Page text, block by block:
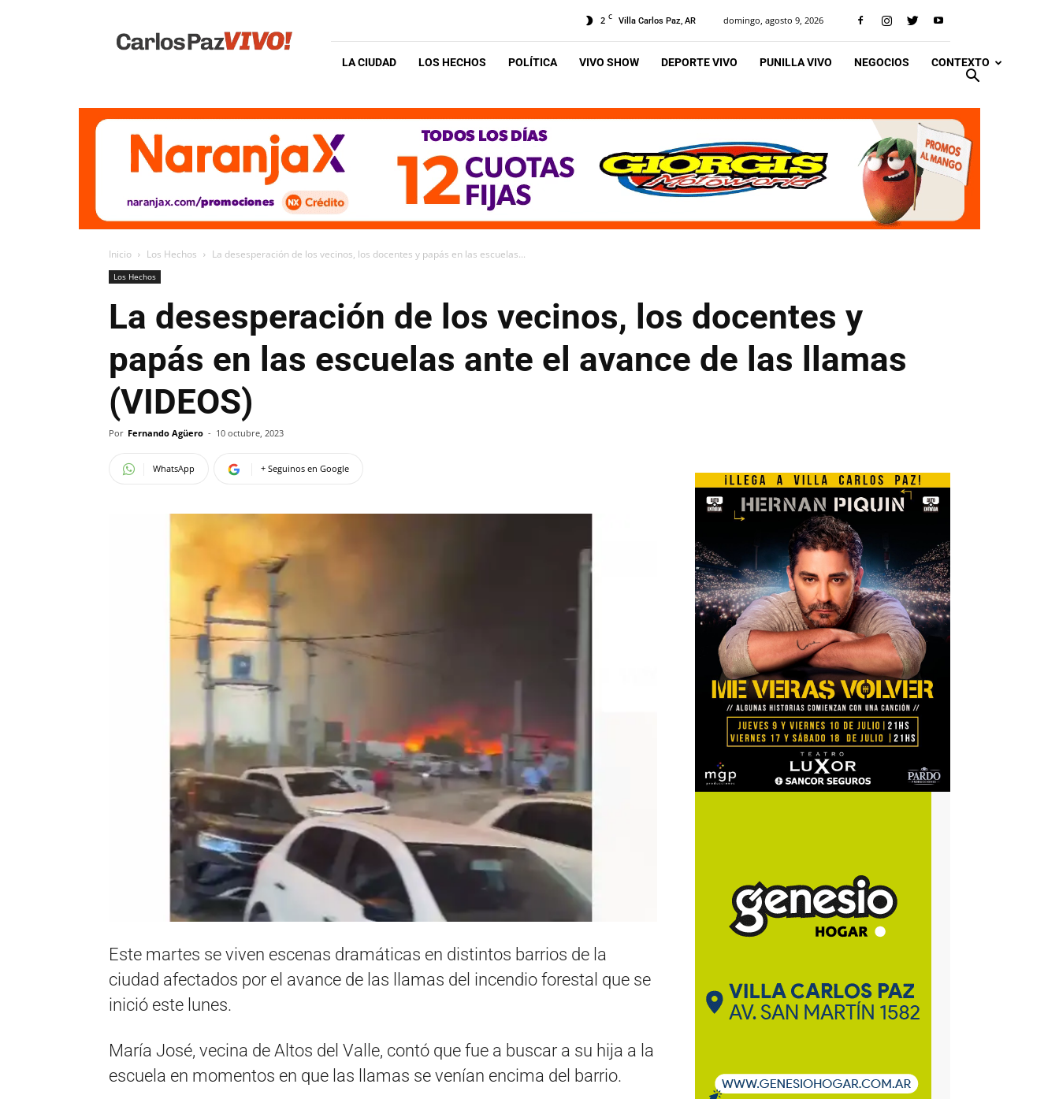
Vivo
2 C Villa Carlos Paz, AR domingo, agosto 9, 2026
LA CIUDAD LOS HECHOS POLÍTICA VIVO SHOW DEPORTE VIVO PUNILLA VIVO NEGOCIOS CONTEXTO
Inicio Los Hechos La desesperación de los vecinos, los docentes y papás en las escuelas...
Los Hechos
La desesperación de los vecinos, los docentes y
papás en las escuelas ante el avance de las llamas
(VIDEOS)
Por Fernando Agüero - 10 octubre, 2023
WhatsApp + Seguinos en Google
Este martes se viven escenas dramáticas en distintos barrios de la
ciudad afectados por el avance de las llamas del incendio forestal que se
inició este lunes.
María José, vecina de Altos del Valle, contó que fue a buscar a su hija a la
escuela en momentos en que las llamas se venían encima del barrio.